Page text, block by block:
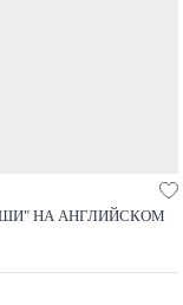
НА АНГЛИЙСКОМ